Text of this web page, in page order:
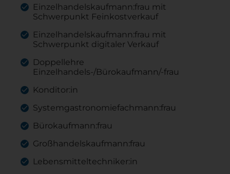
Einzelhandelskaufmann:frau mit
Schwerpunkt Feinkostverkauf
Einzelhandelskaufmann:frau mit
Schwerpunkt digitaler Verkauf
Doppellehre
Einzelhandels-/Bürokaufmann/-frau
Konditor:in
Systemgastronomiefachmann:frau
Bürokaufmann:frau
Großhandelskaufmann:frau
Lebensmitteltechniker:in